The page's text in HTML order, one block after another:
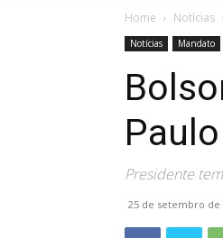
Home Notícias
Notícias Mandato
Paulo
Presidente
25 de setembro de